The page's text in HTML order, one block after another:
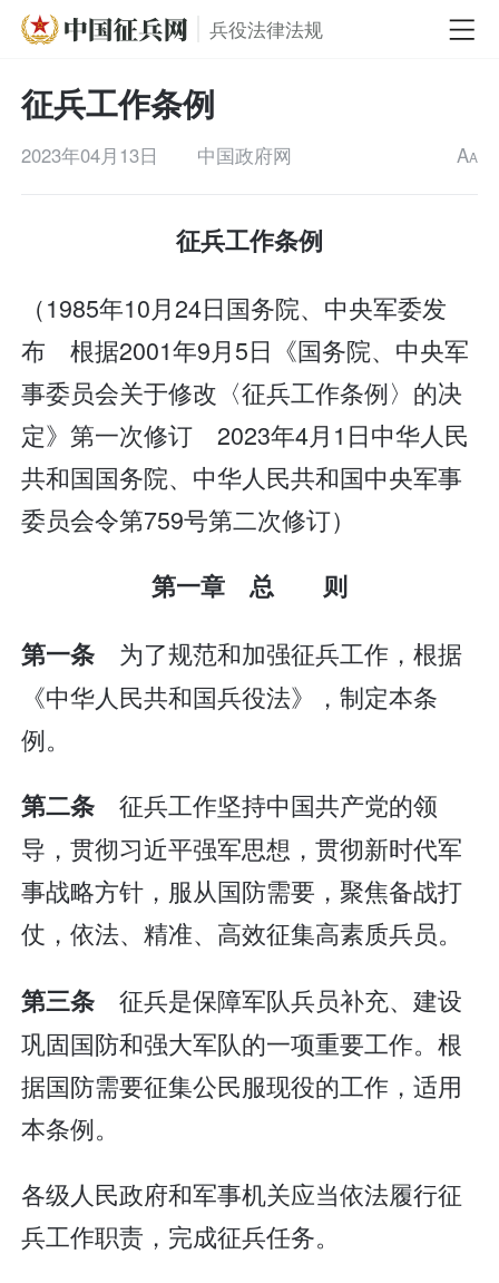
兵役法律法规
征兵工作条例
2023年04月13日 中国政府网 AA
征兵工作条例
（1985年10月24日国务院、中央军委发
布 根据2001年9月5日《国务院、中央军
事委员会关于修改〈征兵工作条例〉的决
定》第一次修订 2023年4月1日中华人民
共和国国务院、中华人民共和国中央军事
委员会令第759号第二次修订）
第一章 总 则
第一条 为了规范和加强征兵工作，根据
《中华人民共和国兵役法》，制定本条
例。
第二条 征兵工作坚持中国共产党的领
导，贯彻习近平强军思想，贯彻新时代军
事战略方针，服从国防需要，聚焦备战打
仗，依法、精准、高效征集高素质兵员。
第三条 征兵是保障军队兵员补充、建设
巩固国防和强大军队的一项重要工作。根
据国防需要征集公民服现役的工作，适用
本条例。
各级人民政府和军事机关应当依法履行征
兵工作职责，完成征兵任务。